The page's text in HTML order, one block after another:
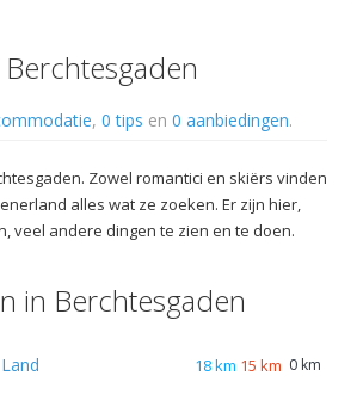
Berchtesgaden
, 0 tips en 0 aanbiedingen.
Zowel romantici en skiërs vinden
alles wat ze zoeken. Er zijn hier,
veel andere dingen te zien en te doen.
in Berchtesgaden
18 km 15 km 0 km